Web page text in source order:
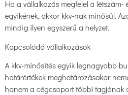
Ha a vállalkozás megfelel a
egyikének, akkor kkv-nak minősül.
mindig ilyen egyszerű a helyzet.
Kapcsolódó vállalkozások
A kkv-minősítés egyik legnagyobb
határértékek meghatározásakor
hanem a cégcsoport többi tagjának